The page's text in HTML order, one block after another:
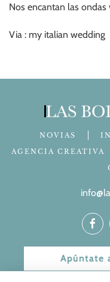
Nos encantan las ondas
Via : my italian wedding
NOVIAS
AGENCIA CREATIVA
Apúntate